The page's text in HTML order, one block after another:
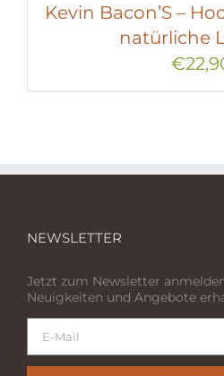
Kevin Bacon’S –
natürliche
€
NEWSLETTER
Jetzt zum Newsletter
Neuigkeiten und Angebote